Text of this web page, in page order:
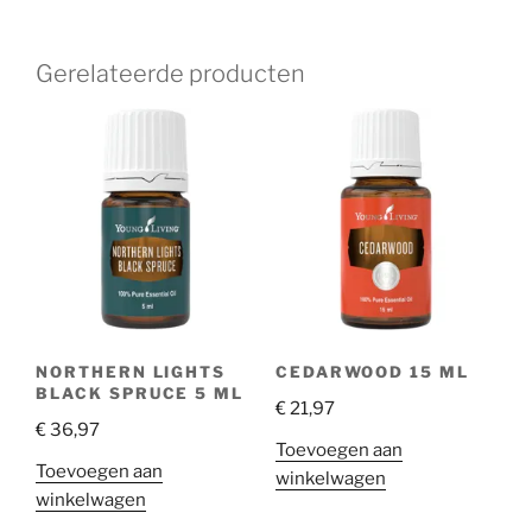
Gerelateerde producten
NORTHERN LIGHTS
BLACK SPRUCE 5 ML
€36,97
Toevoegen aan
winkelwagen
CEDARWOOD 15 ML
€21,97
Toevoegen aan
winkelwagen